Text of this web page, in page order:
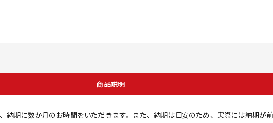
商品説明
納期に数か月のお時間をいただきます。また、納期は目安のため、実際には納期が